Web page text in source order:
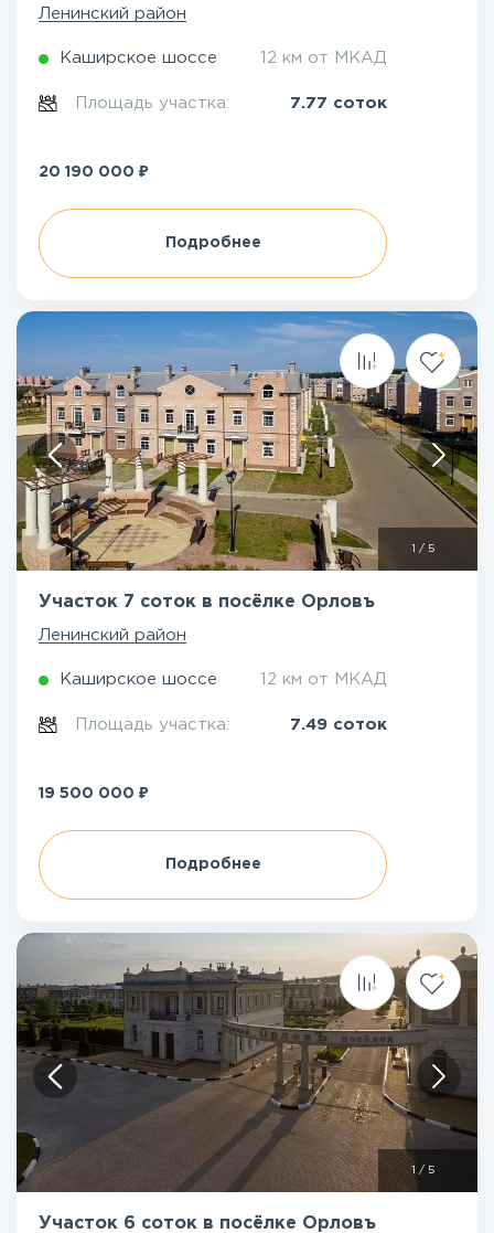
Ленинский район
Каширское шоссе 12 км от МКАД
Площадь участка: 7.77 соток
20 190 000 ₽
Подробнее
/ 5
Участок 7 соток в посёлке Орловъ
Ленинский район
Каширское шоссе 12 км от МКАД
Площадь участка: 7.49 соток
19 500 000 ₽
Подробнее
/ 5
Участок 6 соток в посёлке Орловъ